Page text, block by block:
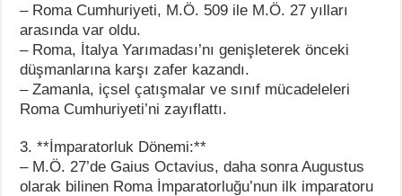
– Roma Cumhuriyeti, M.Ö. 509 ile M.Ö. 27 yılları
arasında var oldu.
– Roma, İtalya Yarımadası’nı genişleterek önceki
düşmanlarına karşı zafer kazandı.
– Zamanla, içsel çatışmalar ve sınıf mücadeleleri
Roma Cumhuriyeti’ni zayıflattı.
3. **İmparatorluk Dönemi:**
– M.Ö. 27’de Gaius Octavius, daha sonra Augustus
olarak bilinen Roma İmparatorluğu’nun ilk imparatoru